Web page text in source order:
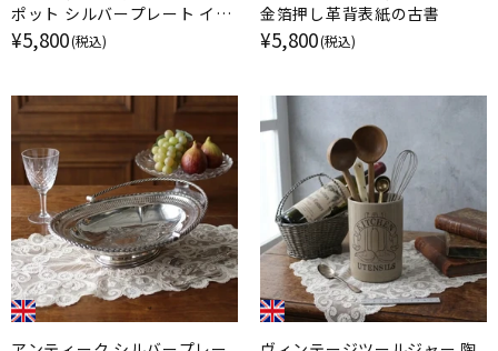
ポット シルバープレート イギ
リス
¥5,800(税込)
金箔押し革背表紙の古書
¥5,800(税込)